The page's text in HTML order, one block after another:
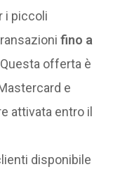
i piccoli
fino a
offerta è
e
attivata entro il
disponibile